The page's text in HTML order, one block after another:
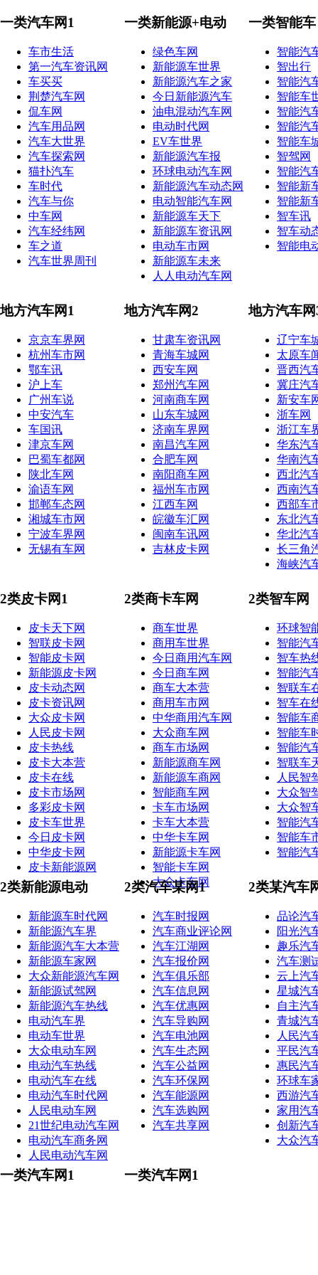
一类汽车网1
车市生活
第一汽车资讯网
车买买
荆楚汽车网
侃车网
汽车用品网
汽车大世界
汽车探索网
猫扑汽车
车时代
汽车与你
中车网
汽车经纬网
车之道
汽车世界周刊
一类新能源+电动
绿色车网
新能源车世界
新能源汽车之家
今日新能源汽车
油电混动汽车网
电动时代网
EV车世界
新能源汽车报
环球电动汽车网
新能源汽车动态网
电动智能汽车网
新能源车天下
新能源车资讯网
电动车市网
新能源车未来
人人电动汽车网
一类智能车
智能汽
智出行
智能汽
智能车
智能汽
智能汽
智能车
智驾网
智能汽
智能新
智能新
智车讯
智车动
智能电
地方汽车网1
京京车界网
杭州车市网
鄂车讯
沪上车
广州车说
中安汽车
车国讯
津京车网
巴蜀车都网
陕北车网
渝语车网
邯郸车态网
湘城车市网
宁波车界网
无锡有车网
地方汽车网2
甘肃车资讯网
青海车城网
西安车网
郑州汽车网
河南商车网
山东车城网
济南车界网
南昌汽车网
合肥车网
南阳商车网
福州车市网
江西车网
皖徽车汇网
闽南车讯网
吉林皮卡网
地方汽车网
辽宁车
太原车
晋西汽
冀庄汽
新安车
浙车网
浙江车
华东汽
华南汽
西北汽
西南汽
西部车
东北汽
华北汽
长三角
海峡汽
2类皮卡网1
皮卡天下网
智联皮卡网
智能皮卡网
新能源皮卡网
皮卡动态网
皮卡资讯网
大众皮卡网
人民皮卡网
皮卡热线
皮卡大本营
皮卡在线
皮卡市场网
多彩皮卡网
皮卡车世界
今日皮卡网
中华皮卡网
皮卡新能源网
2类商卡车网
商车世界
商用车世界
今日商用汽车网
今日商车网
商车大本营
商用车市网
中华商用汽车网
大众商车网
商车市场网
新能源商车网
新能源车商网
智能商车网
卡车市场网
卡车大本营
中华卡车网
新能源卡车网
智能卡车网
大众卡车网
2类智车网
环球智
智能汽
智车热
智能汽
智联车
智车在
智能车
智能车
智能汽
智联车
人民智
大众智
大众智
智能汽
智能车
智能汽
2类新能源电动
新能源车时代网
新能源汽车界
新能源汽车大本营
新能源车家网
大众新能源汽车网
新能源试驾网
新能源汽车热线
电动汽车界
电动车世界
大众电动车网
电动汽车热线
电动汽车在线
电动汽车时代网
人民电动车网
21世纪电动汽车网
电动汽车商务网
人民电动汽车网
2类汽车某网1
汽车时报网
汽车商业评论网
汽车江湖网
汽车报价网
汽车俱乐部
汽车信息网
汽车优惠网
汽车导购网
汽车电池网
汽车生态网
汽车公益网
汽车环保网
汽车能源网
汽车选购网
汽车共享网
2类某汽车
品论汽
阳光汽
趣乐汽
汽车测
云上汽
星城汽
自主汽
青城汽
人民汽
平民汽
惠民汽
环球车
西游汽
家用汽
创新汽
大众汽
一类汽车网1 一类汽车网1